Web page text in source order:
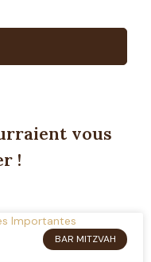
vous
!
BAR MITZVAH